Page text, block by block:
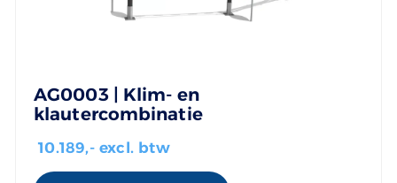
AG0003 | Klim- en
klautercombinatie
10.189,- excl. btw